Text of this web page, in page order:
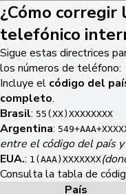
¿Cómo
telefónico
Sigue estas directrices
los números de teléfono:
Incluye el código del
completo.
Brasil: 55(XX)XXXXXXXX
Argentina:
entre el código del país
EUA.: 1(AAA)XXXXXXX
Consulta la tabla de
País